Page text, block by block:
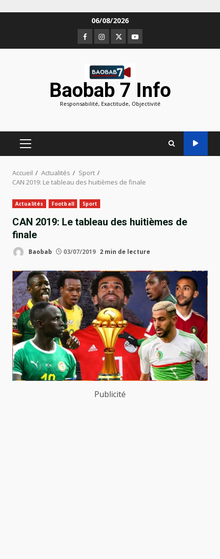
06/08/2026
Facebook
Instagram
TwitterYoutube
Baobab 7 Info
Responsabilité, Exactitude, Objectivité
MENU
PRINCIPAL
Accueil Actualités
Sport
CAN 2019: Le tableau des huitièmes de finale
Actualités Football Sport
CAN 2019: Le tableau des huitièmes de
finale
Baobab 03/07/2019 2 min de lecture
Publicité